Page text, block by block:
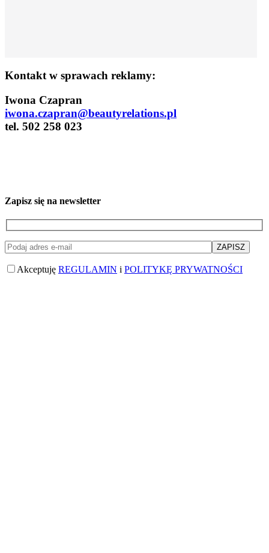
Kontakt w sprawach reklamy:
Iwona Czapran
iwona.czapran@beautyrelations.pl
tel. 502 258 023
Zapisz się na newsletter
Akceptuję REGULAMIN i POLITYKĘ PRYWATNOŚCI